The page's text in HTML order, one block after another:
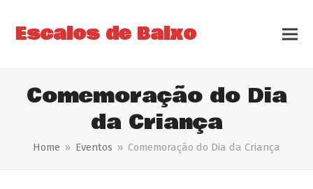
Escalos de Baixo
Comemoração do Dia
da Criança
Home » Eventos » Comemoração do Dia da Criança